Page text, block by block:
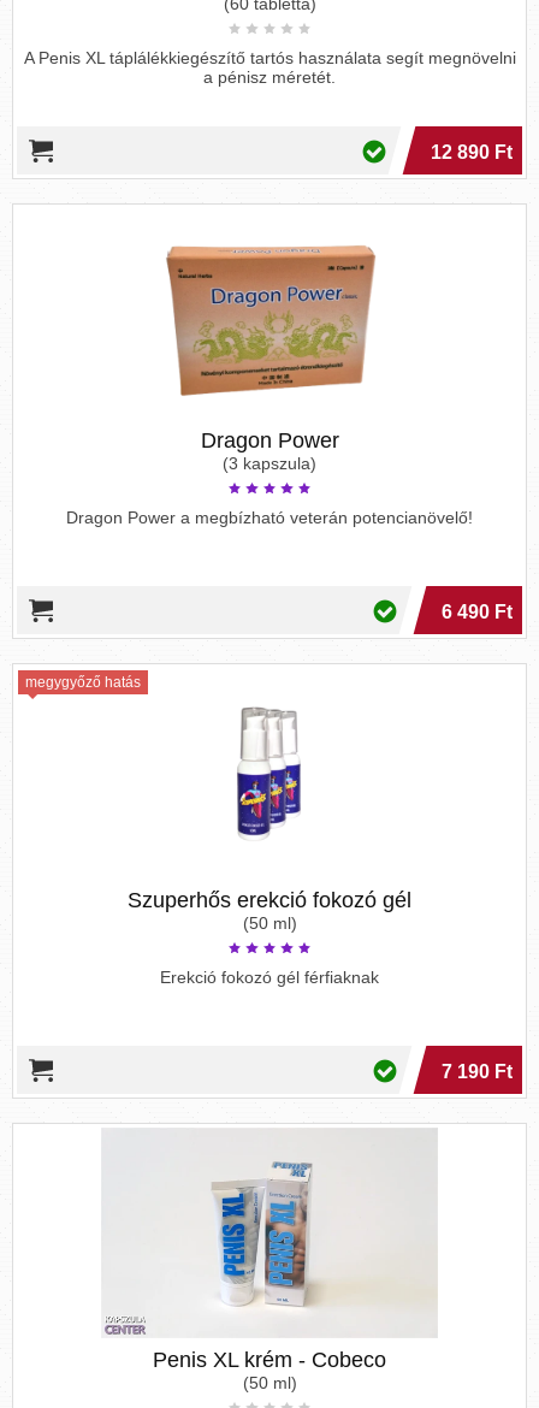
A Penis XL táplálékkiegészítő tartós használata segít megnövelni
a pénisz méretét.
12 890 Ft
Dragon Power
(3 kapszula)
Dragon Power a megbízható veterán potencianövelő!
6 490 Ft
megygyőző hatás
Szuperhős erekció fokozó gél
(50 ml)
Erekció fokozó gél férfiaknak
7 190 Ft
Penis XL krém - Cobeco
(50 ml)